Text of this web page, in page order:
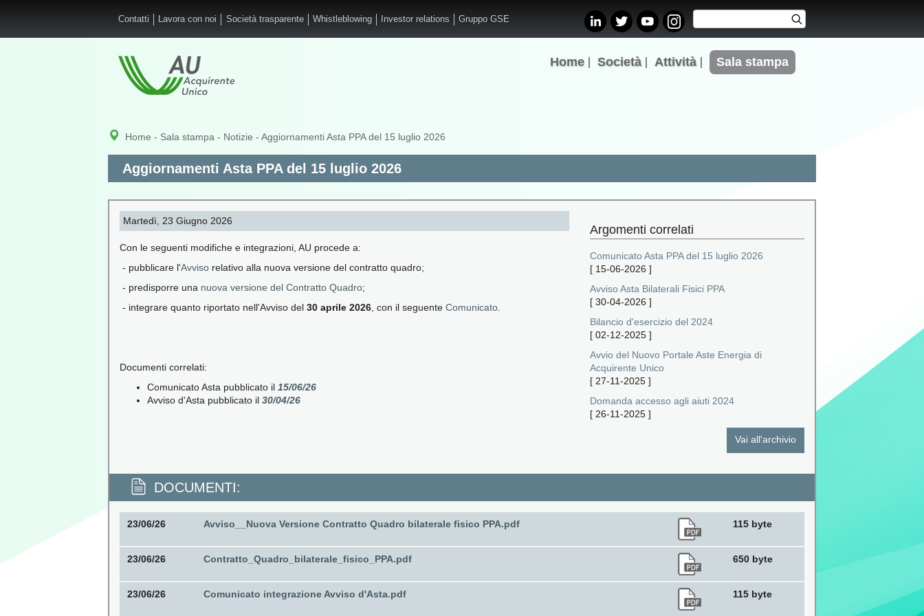
Contatti Lavora con noi Società trasparente Whistleblowing Investor relations Gruppo GSE
Form di
ricerca
Cerca
Home Società Attività Sala stampa
Home - Sala stampa - Notizie - Aggiornamenti Asta PPA del 15 luglio 2026
Aggiornamenti Asta PPA del 15 luglio 2026
Martedì, 23 Giugno 2026
Con le seguenti modifiche e integrazioni, AU procede a:
- pubblicare l'Avviso relativo alla nuova versione del contratto quadro;
- predisporre una nuova versione del Contratto Quadro;
- integrare quanto riportato nell'Avviso del 30 aprile 2026 , con il seguente Comunicato
Documenti correlati:
Comunicato Asta pubblicato il 15/06/26
Avviso d'Asta pubblicato il 30/04/26
Argomenti correlati
Comunicato Asta PPA del 15 luglio 2026
[ 15-06-2026 ]
Avviso Asta Bilaterali Fisici PPA
[ 30-04-2026 ]
Bilancio d'esercizio del 2024
[ 02-12-2025 ]
Avvio del Nuovo Portale Aste Energia di
Acquirente Unico
[ 27-11-2025 ]
Domanda accesso agli aiuti 2024
[ 26-11-2025 ]
Vai all'archivio
DOCUMENTI:
23/06/26 Avviso__Nuova Versione Contratto Quadro bilaterale fisico PPA.pdf 115 byte
23/06/26 Contratto_Quadro_bilaterale_fisico_PPA.pdf 650 byte
23/06/26 Comunicato integrazione Avviso d'Asta.pdf 115 byte